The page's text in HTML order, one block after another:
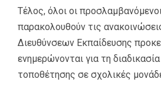
Τέλος, όλοι οι
παρακολουθούν τις
Διευθύνσεων Εκπαίδευσης
ενημερώνονται για τη
τοποθέτησης σε σχολικές